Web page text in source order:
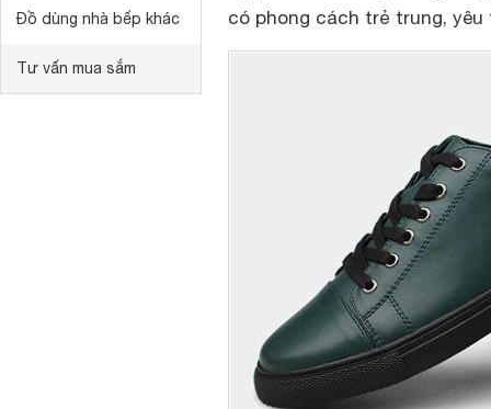
Đồ dùng nhà bếp khác
Tư vấn mua sắm
có phong cách trẻ trung,